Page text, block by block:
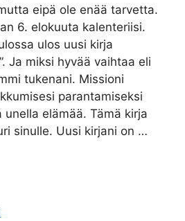
eipä ole enää tarvetta.
6. elokuuta kalenteriisi.
ulos uusi kirja
Ja miksi hyvää vaihtaa eli
tukenani. Missioni
parantamiseksi
unella elämää. Tämä kirja
sinulle. Uusi kirjani on …